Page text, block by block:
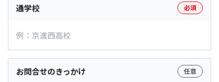
通学校 必須
お問合せのきっかけ 任意